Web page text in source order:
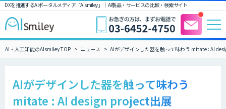
DXを推進するAIポータルメディア「AIsmiley」｜ AI製品・サービスの比較・検索サイト
AI・人工知能のAIsmiley TOP ニュース AIがデザインした器を触って味わう mitate : AI
AIがデザインした器を触って味わう
mitate : AI design project出展